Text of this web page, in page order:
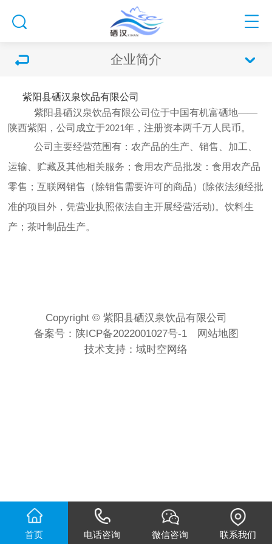
企业简介
紫阳县硒汉泉饮品有限公司
紫阳县硒汉泉饮品有限公司位于中国有机富硒地——
陕西紫阳，公司成立于2021年，注册资本两千万人民币。
公司主要经营范围有： 农产品的生产、销售、加工、
运输、贮藏及其他相关服务；食用农产品批发：食用农产品
零售；互联网销售（除销售需要许可的商品） (除依法须经批
准的项目外，凭营业执照依法自主开展经营活动)。饮料生
产；茶叶制品生产。
Copyright © 紫阳县硒汉泉饮品有限公司
备案号： 陕ICP备2022001027号-1
网站地图
技术支持： 域时空网络
首页 电话咨询 微信咨询 联系我们